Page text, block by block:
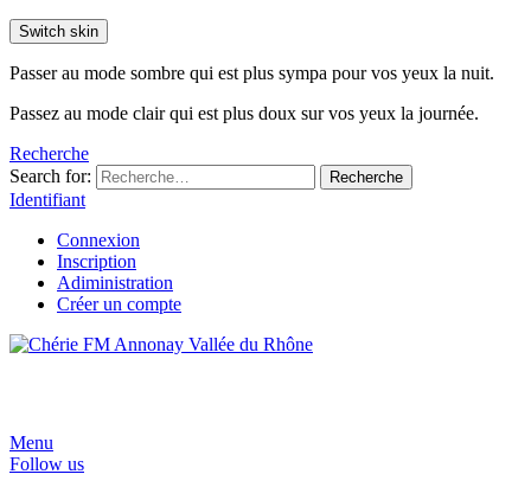
Switch skin
Passer au mode sombre qui est plus sympa pour vos yeux la nuit.
Passez au mode clair qui est plus doux sur vos yeux la journée.
Recherche
Search for:
Recherche
Identifiant
Connexion
Inscription
Adiministration
Créer un compte
Menu
Follow us